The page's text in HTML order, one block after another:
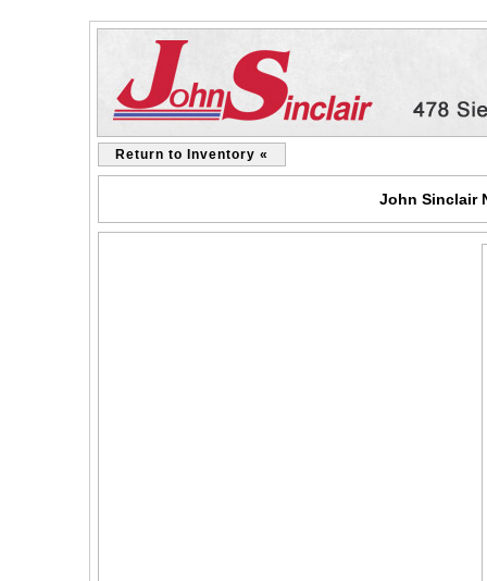
Return to Inventory «
John Sinclair